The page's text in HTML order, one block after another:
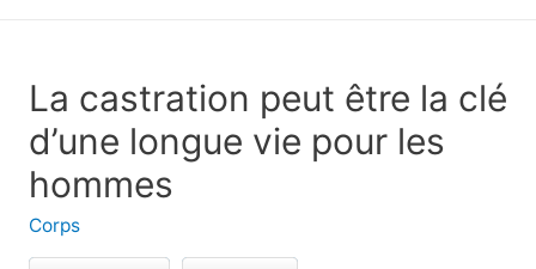
La castration peut être la clé
d’une longue vie pour les
hommes
Corps